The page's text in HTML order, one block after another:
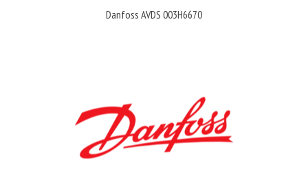
Danfoss AVDS 003H6670